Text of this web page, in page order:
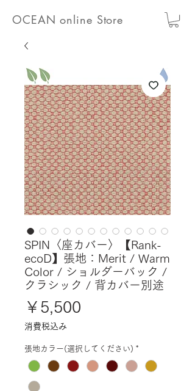
OCEAN online Store
SPIN〈座カバー〉【Rank-
ecoD】張地：Merit / Warm
Color / ショルダーバック /
クラシック / 背カバー別途
￥5,500
消費税込み
張地カラー(選択してください) *